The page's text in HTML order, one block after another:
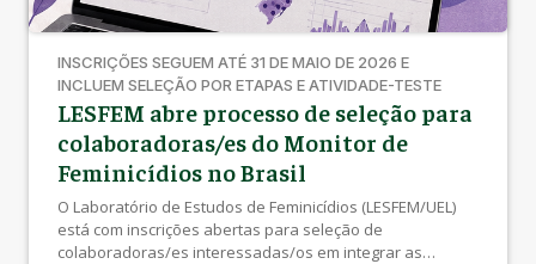
INSCRIÇÕES SEGUEM ATÉ 31 DE MAIO DE 2026 E
INCLUEM SELEÇÃO POR ETAPAS E ATIVIDADE-TESTE
LESFEM abre processo de seleção para
colaboradoras/es do Monitor de
Feminicídios no Brasil
O Laboratório de Estudos de Feminicídios (LESFEM/UEL)
está com inscrições abertas para seleção de
colaboradoras/es interessadas/os em integrar as